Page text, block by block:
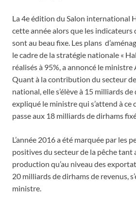
La 4e édition du Salon international
cette année alors que les indicateurs
sont au beau fixe. Les plans
le cadre de la stratégie nationale «
réalisés à 95%, a annoncé le
Quant à la contribution du secteur
national, elle s’élève à 15 milliards
expliqué le ministre qui s’attend à
passe aux 18 milliards de dirhams
L’année 2016 a été marquée par les
positives du secteur de la pêche tant
production qu’au niveau des
20 milliards de dirhams de revenus,
ministre.